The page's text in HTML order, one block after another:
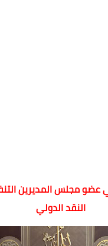
عضو مجلس المديرين
النقد الدولي